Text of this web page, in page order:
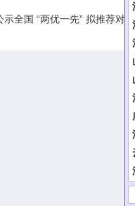
国 “两优一先” 拟推荐对象 广安村支书杨国江入